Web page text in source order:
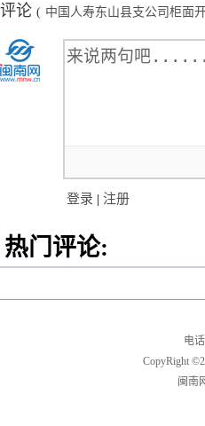
评论 ( 中国人寿东山县支公司柜面
登录 | 注册
热门评论:
电
CopyRight
闽南